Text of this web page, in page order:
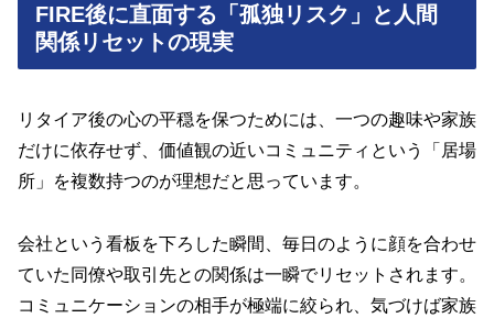
FIRE後に直面する「孤独リスク」と人間
関係リセットの現実
リタイア後の心の平穏を保つためには、一つの趣味や家族
だけに依存せず、価値観の近いコミュニティという「居場
所」を複数持つのが理想だと思っています。
会社という看板を下ろした瞬間、毎日のように顔を合わせ
ていた同僚や取引先との関係は一瞬でリセットされます。
コミュニケーションの相手が極端に絞られ、気づけば家族